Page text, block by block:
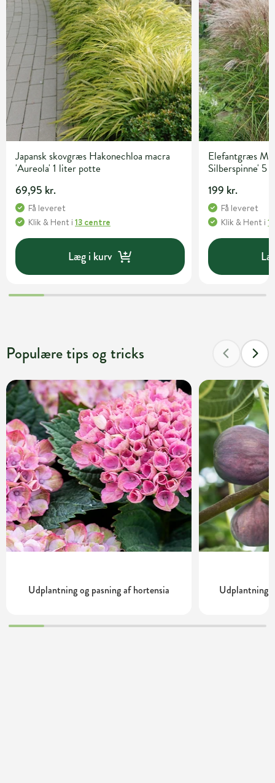
Japansk skovgræs Hakonechloa macra
'Aureola' 1 liter potte
69,95 kr.
Få leveret
Klik & Hent i 13 centre
Læg i kurv
Elefantgræs
Silberspinne' 5
199 kr.
Få leveret
Klik & Hent i
Populære tips og tricks
Udplantning og pasning af hortensia Udplantning